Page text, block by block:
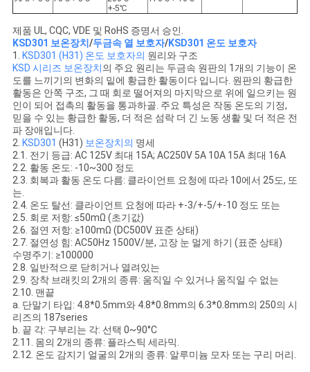
+-5℃
제품 UL, CQC, VDE 및 RoHS 증명서 승인.
KSD301 보온장치 /두금속 열 보호자/KSD301 온도 보호자
1. KSD301 (H31) 온도 보호자의 원리와 구조
KSD 시리즈 보온장치의 주요 원리는 두금속 원판의 1개의 기능이 온
도를 느끼기의 변화의 밑에 황급한 활동이다 입니다. 원판의 황급한
활동은 안쪽 구조, 그 때 회로 떨어져의 마지막으로 위에 일으키는 원
인이 되어 접촉의 활동을 통과하골. 주요 특성은 작동 온도의 기정,
믿을 수 있는 황급한 활동, 더 적은 섬락 더 긴 노동 생활 및 더 적은 전
파 장애입니다.
2. KSD301 (H31) 보온장치의 명세
2.1. 전기 등급: AC 125V 최대 15A; AC250V 5A 10A 15A 최대 16A
2.2. 활동 온도: -10~300 정도
2.3. 회복과 활동 온도 다름: 클라이언트 요청에 따라 10에서 25도, 또
는.
2.4. 온도 탈선: 클라이언트 요청에 따라 +-3/+-5/+-10 정도 또는
2.5. 회로 저항: ≤50mΩ (초기값)
2.6. 절연 저항: ≥100mΩ (DC500V 표준 상태)
2.7. 절연성 힘: AC50Hz 1500V/분, 고장 눈 멀게 하기 (표준 상태)
수명주기: ≥100000
2.8. 일반적으로 닫히거나 열려있는
2.9. 장착 브래킷의 2개의 종류: 움직일 수 있거나 움직일 수 없는
2.10. 맨끝
a. 단말기 타입: 4.8*0.5mm와 4.8*0.8mm의 6.3*0.8mm의 250의 시
리즈의 187series
b. 끝 각: 구부리는 각: 선택 0~90°C
2.11. 몸의 2개의 종류: 플라스틱 세라믹.
2.12. 온도 감지기 얼굴의 2개의 종류: 알루미늄 모자 또는 구리 머리.